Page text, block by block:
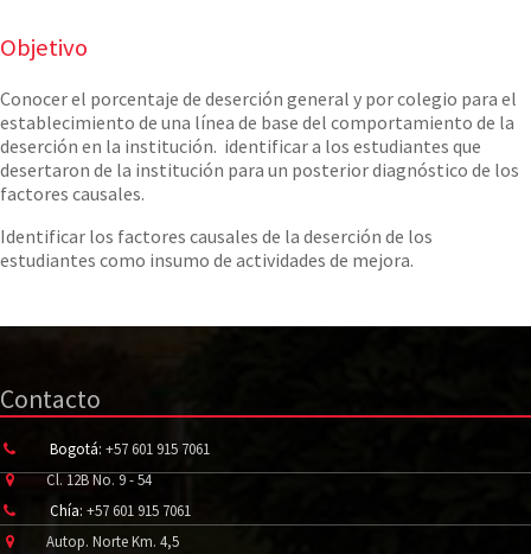
Objetivo
Conocer el porcentaje de deserción general y por colegio para el
establecimiento de una línea de base del comportamiento de la
deserción en la institución. identificar a los estudiantes que
desertaron de la institución para un posterior diagnóstico de los
factores causales.
Identificar los factores causales de la deserción de los
estudiantes como insumo de actividades de mejora.
Contacto
Bogotá: +57 601 915 7061
Cl. 12B No. 9 - 54
Chía: +57 601 915 7061
Autop. Norte Km. 4,5